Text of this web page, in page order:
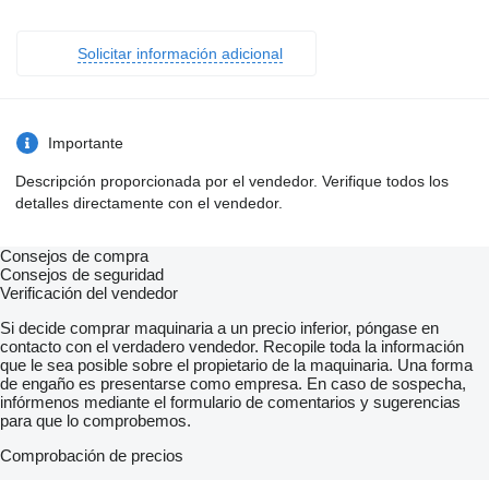
Solicitar información adicional
Importante
Descripción proporcionada por el vendedor. Verifique todos los
detalles directamente con el vendedor.
Consejos de compra
Consejos de seguridad
Verificación del vendedor
Si decide comprar maquinaria a un precio inferior, póngase en
contacto con el verdadero vendedor. Recopile toda la información
que le sea posible sobre el propietario de la maquinaria. Una forma
de engaño es presentarse como empresa. En caso de sospecha,
infórmenos mediante el formulario de comentarios y sugerencias
para que lo comprobemos.
Comprobación de precios